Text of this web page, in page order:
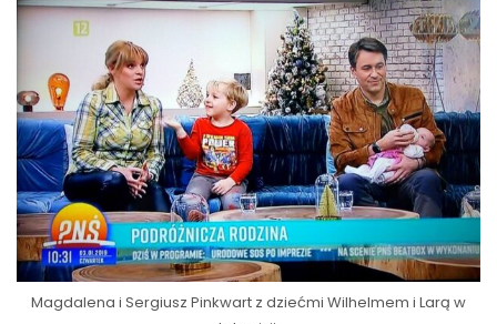
Magdalena i Sergiusz Pinkwart z dziećmi Wilhelmem i Larą w